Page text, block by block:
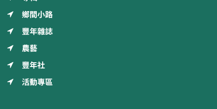
鄉間小路
豐年雜誌
農藝
豐年社
活動專區